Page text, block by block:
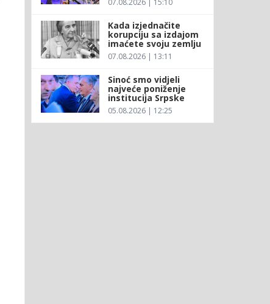
Kada izjednačite
korupciju sa izdajom
imaćete svoju zemlju
07.08.2026 | 13:11
Sinoć smo vidjeli
najveće poniženje
institucija Srpske
05.08.2026 | 12:25